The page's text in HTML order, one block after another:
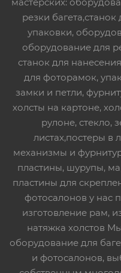
резки
упаковки,
оборудование для
станок для
для фоторамок,
замки и петли,
холсты на картоне,
рулоне, стекло,
листах,постеры в
механизмы и
пластины, шурупы,
пластины для
фотосалонов у нас
изготовление рам,
натяжка холстов
оборудование для
и фотосалонов,